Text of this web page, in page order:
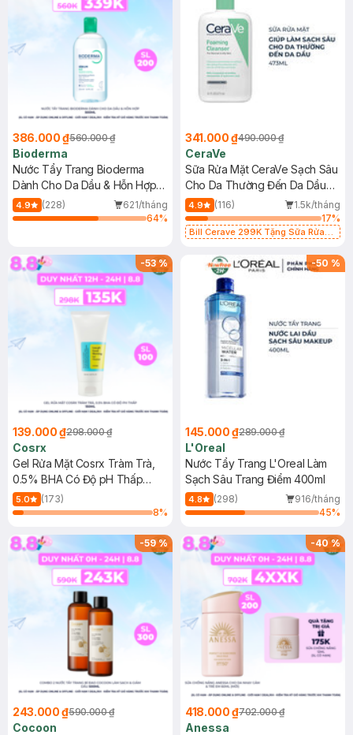
386.000 ₫560.000 ₫
Bioderma
Nước Tẩy Trang Bioderma
Dành Cho Da Dầu & Hỗn Hợp
500ml
4.9 (228)
621/tháng
64%
341.000 ₫490.000 ₫
CeraVe
Sữa Rửa Mặt CeraVe Sạch Sâu
Cho Da Thường Đến Da Dầu
473ml
4.9 (116)
1.5k/tháng
17%
Bill Cerave 299K Tặng Sữa Rửa
-53%
139.000 ₫298.000 ₫
Cosrx
Gel Rửa Mặt Cosrx Tràm Trà,
0.5% BHA Có Độ pH Thấp
150ml
5.0
(173)
8%
-50 %
145.000 ₫289.000 ₫
L'Oreal
Nước Tẩy Trang L'Oreal Làm
Sạch Sâu Trang Điểm 400ml
4.8 (298)
916/tháng
45%
-59%
243.000 ₫590.000 ₫
Cocoon
-40%
418.000 ₫702.000 ₫
Anessa